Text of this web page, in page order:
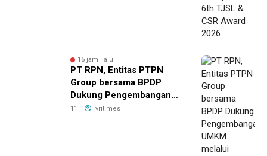
15 jam lalu
PT RPN, Entitas PTPN
Group bersama BPDP
Dukung Pengembangan
UMKM melalui Workshop
11 vritimes